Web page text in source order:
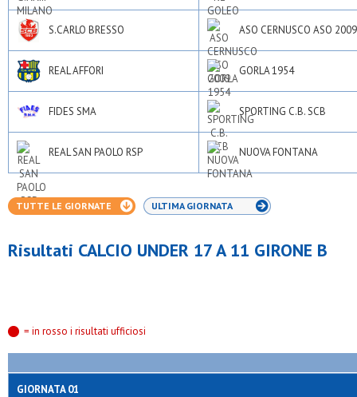
S.CARLO BRESSO ASO CERNUSCO ASO 2009
REAL AFFORI GORLA 1954
FIDES SMA SPORTING C.B. SCB
REAL SAN PAOLO RSP NUOVA FONTANA
TUTTE LE GIORNATE ULTIMA GIORNATA
Risultati CALCIO UNDER 17 A 11 GIRONE B
= in rosso i risultati ufficiosi
GIORNATA 01